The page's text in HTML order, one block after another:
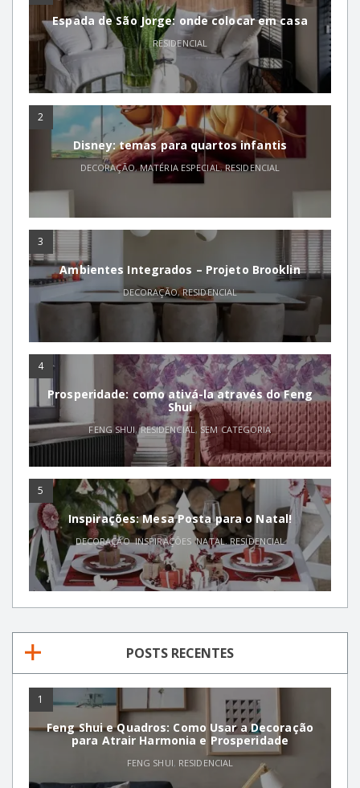
Espada de São Jorge: onde colocar em casa
RESIDENCIAL
2
Disney: temas para quartos infantis
DECORAÇÃO,MATÉRIA ESPECIAL,RESIDENCIAL
3
Ambientes Integrados – Projeto Brooklin
DECORAÇÃO,RESIDENCIAL
4
Prosperidade: como ativá-la através do Feng
Shui
FENG SHUI,RESIDENCIAL,SEM CATEGORIA
5
Inspirações: Mesa Posta para o Natal!
DECORAÇÃO,INSPIRAÇÕES ,NATAL,RESIDENCIAL
POSTS RECENTES
1
Feng Shui e Quadros: Como Usar a Decoração
para Atrair Harmonia e Prosperidade
FENG SHUI, RESIDENCIAL